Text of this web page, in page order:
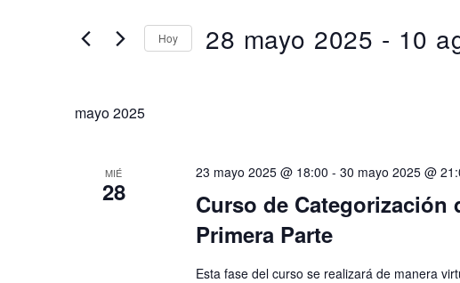
vistas
Eventos
Eventos
clave.
Hoy 28 mayo 2025 - 10
mayo 2025
MIÉ
28
Curso de Categorización
Primera Parte
23 mayo 2025 @ 18:00 - 30 mayo 2025 @
Esta fase del curso se realizará de manera